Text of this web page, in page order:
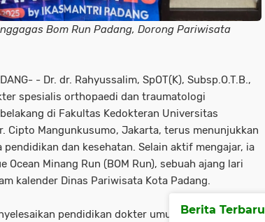
Bom Run Padang, Dorong Pariwisata
- Dr. dr. Rahyussalim, SpOT(K), Subsp.O.T.B.,
spesialis orthopaedi dan traumatologi
di Fakultas Kedokteran Universitas
Cipto Mangunkusumo, Jakarta, terus menunjukkan
dan kesehatan. Selain aktif mengajar, ia
Ocean Minang Run (BOM Run), sebuah ajang lari
kalender Dinas Pariwisata Kota Padang.
pendidikan dokter umum, spesialis
Berita Terbaru